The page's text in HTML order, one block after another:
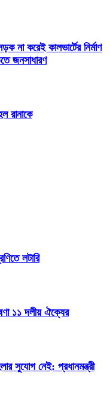
করেই কালভার্টের নির্মাণ
জনসাধারণ
রানাকে
লটারি
১১ দলীয় ঐক্যের
সুযোগ নেই: প্রধানমন্ত্রী